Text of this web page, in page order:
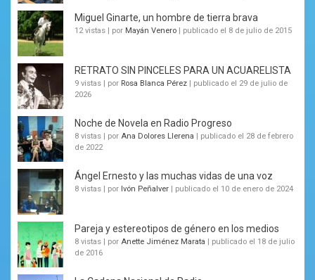
Miguel Ginarte, un hombre de tierra brava
12 vistas por Mayán Venero publicado el 8 de julio de 2015
RETRATO SIN PINCELES PARA UN ACUARELISTA
9 vistas por Rosa Blanca Pérez
publicado el 29 de julio de
2026
Noche de Novela en Radio Progreso
8 vistas por Ana Dolores Llerena
publicado el 28 de febrero
de 2022
Ángel Ernesto y las muchas vidas de una voz
8 vistas por Ivón Peñalver publicado el 10 de enero de 2024
Pareja y estereotipos de género en los medios
8 vistas por Anette Jiménez Marata
publicado el 18 de julio
de 2016